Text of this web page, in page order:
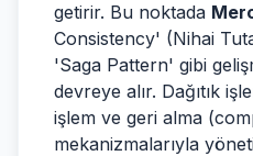
getirir. Bu noktada
Consistency' (Nihai
'Saga Pattern' gibi
devreye alır. Dağıtık
işlem ve geri alma
mekanizmalarıyla